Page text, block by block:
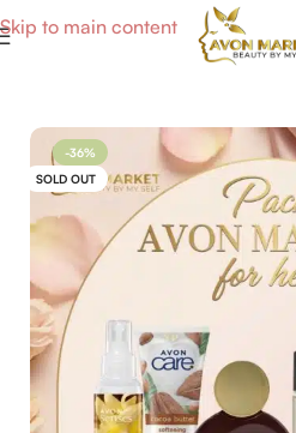
Skip to main content
Packs & Coffrets
-36%
SOLD OUT